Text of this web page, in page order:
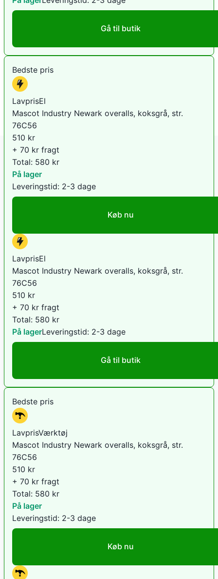
Gå til butik
Bedste pris
LavprisEl
Mascot Industry Newark overalls, koksgrå, str.
76C56
510 kr
+ 70 kr fragt
Total: 580 kr
På lager
Leveringstid: 2-3 dage
Køb nu
LavprisEl
Mascot Industry Newark overalls, koksgrå, str.
76C56
510 kr
+ 70 kr fragt
Total: 580 kr
På lagerLeveringstid: 2-3 dage
Gå til butik
Bedste pris
LavprisVærktøj
Mascot Industry Newark overalls, koksgrå, str.
76C56
510 kr
+ 70 kr fragt
Total: 580 kr
På lager
Leveringstid: 2-3 dage
Køb nu